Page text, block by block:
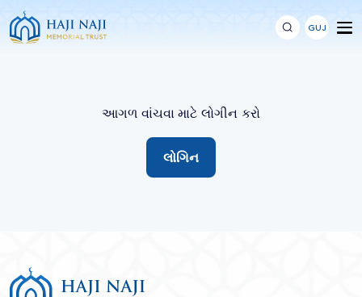
GUJ
આગળ વાંચવા માટે લોગીન કરો
લોગિન